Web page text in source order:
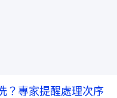
？專家提醒處理次序